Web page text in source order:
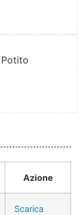
Azione
Scarica